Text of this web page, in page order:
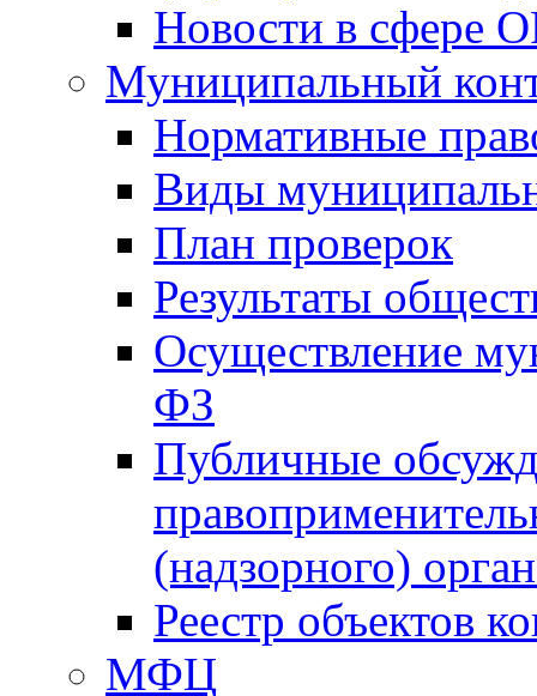
Новости в сфере
Муниципальный
Нормативные
Виды
План проверок
Результаты
Осуществление
ФЗ
Публичные
(надзорного)
Реестр объектов
МФЦ